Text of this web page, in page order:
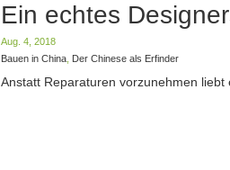
Ein echtes
Aug. 4, 2018
Bauen in China Der Chinese als Erfinder
Anstatt Reparaturen vorzunehmen liebt